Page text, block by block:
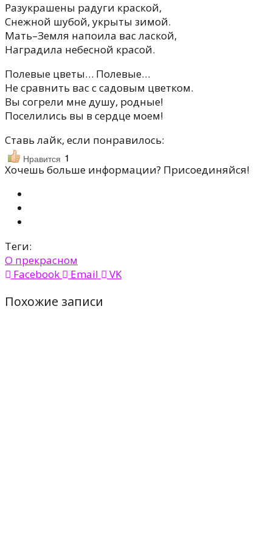
Разукрашены радуги краской,
Снежной шубой, укрыты зимой.
Мать–Земля напоила вас лаской,
Наградила небесной красой.
Полевые цветы… Полевые…
Не сравнить вас с садовым цветком.
Вы согрели мне душу, родные!
Поселились вы в сердце моем!
Ставь лайк, если понравилось:
Нравится 1
Хочешь больше информации? Присоединяйся!
Теги:
О прекрасном
Facebook
Email VK
Похожие записи